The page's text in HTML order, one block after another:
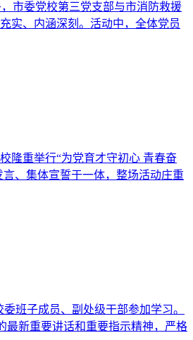
市委党校第三党支部与市消防救援
实、内涵深刻。活动中，全体党员
隆重举行“为党育才守初心 青春奋
、集体宣誓于一体，整场活动庄重
班子成员、副处级干部参加学习。
新重要讲话和重要指示精神，严格